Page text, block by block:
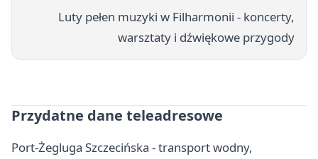
Luty pełen muzyki w Filharmonii - koncerty,
warsztaty i dźwiękowe przygody
Przydatne dane teleadresowe
Port-Żegluga Szczecińska - transport wodny,